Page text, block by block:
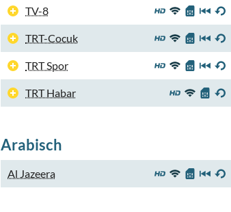
TV-8
TRT-Cocuk
TRT Spor
TRT Habar
Arabisch
Al Jazeera